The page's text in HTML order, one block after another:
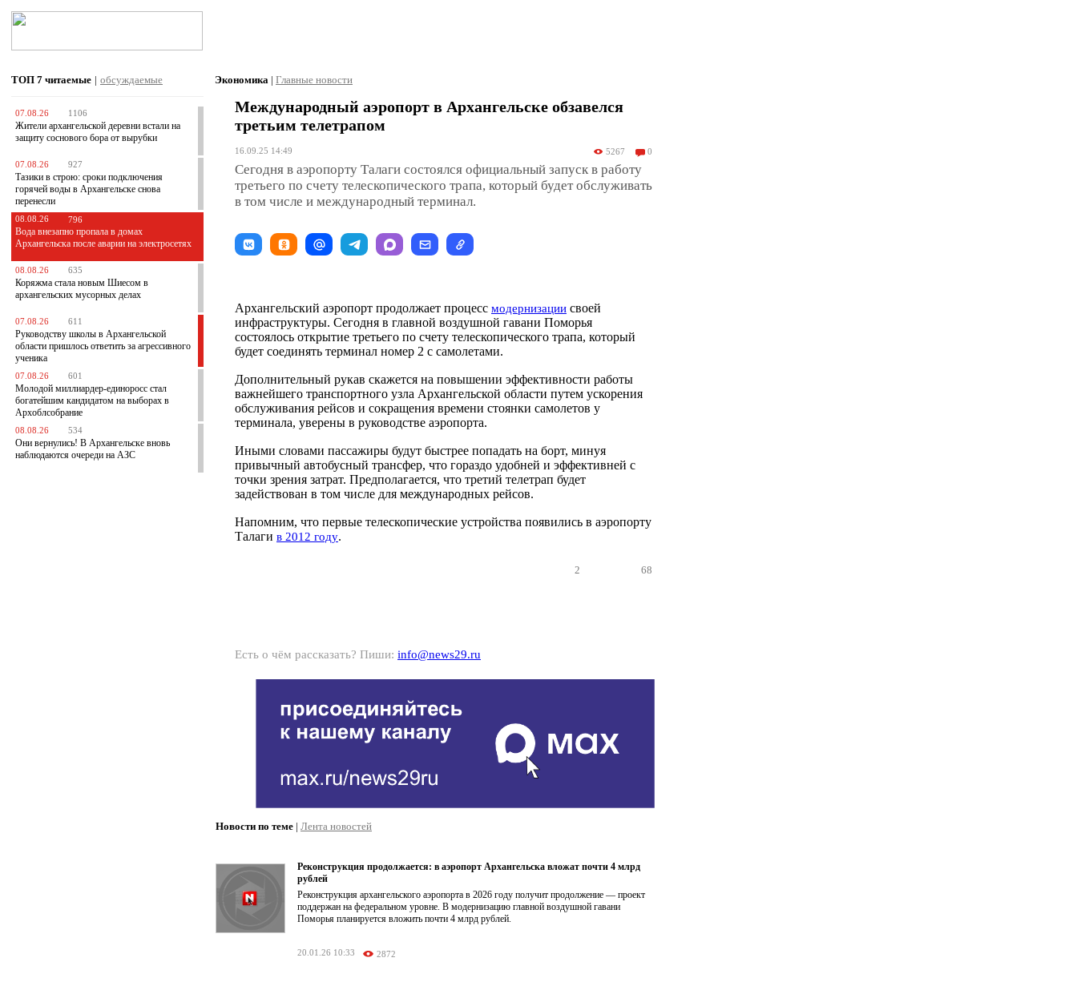
ТОП 7 читаемые | обсуждаемые
07.08.26 1106
Жители архангельской деревни встали на
защиту соснового бора от вырубки
07.08.26 927
Тазики в строю: сроки подключения
горячей воды в Архангельске снова
перенесли
08.08.26 796
Вода внезапно пропала в домах
Архангельска после аварии на электросетях
08.08.26 635
Коряжма стала новым Шиесом в
архангельских мусорных делах
07.08.26 611
Руководству школы в Архангельской
области пришлось ответить за агрессивного
ученика
07.08.26 601
Молодой миллиардер-единоросс стал
богатейшим кандидатом на выборах в
Архоблсобрание
08.08.26 534
Они вернулись! В Архангельске вновь
наблюдаются очереди на АЗС
Экономика | Главные новости
Международный аэропорт в Архангельске обзавелся
третьим телетрапом
16.09.25 14:49 5267 0
Сегодня в аэропорту Талаги состоялся официальный запуск в работу
третьего по счету телескопического трапа, который будет обслуживать
в том числе и международный терминал.
Архангельский аэропорт продолжает процесс модернизации своей
инфраструктуры. Сегодня в главной воздушной гавани Поморья
состоялось открытие третьего по счету телескопического трапа, который
будет соединять терминал номер 2 с самолетами.
Дополнительный рукав скажется на повышении эффективности работы
важнейшего транспортного узла Архангельской области путем ускорения
обслуживания рейсов и сокращения времени стоянки самолетов у
терминала, уверены в руководстве аэропорта.
Иными словами пассажиры будут быстрее попадать на борт, минуя
привычный автобусный трансфер, что гораздо удобней и эффективней с
точки зрения затрат. Предполагается, что третий телетрап будет
задействован в том числе для международных рейсов.
Напомним, что первые телескопические устройства появились в аэропорту
Талаги в 2012 году.
2 68
Есть о чём рассказать? Пиши: info@news29.ru
Новости по теме | Лента новостей
Реконструкция продолжается: в аэропорт Архангельска вложат почти 4 млрд
рублей
Реконструкция архангельского аэропорта в 2026 году получит продолжение — проект
поддержан на федеральном уровне. В модернизацию главной воздушной гавани
Поморья планируется вложить почти 4 млрд рублей.
20.01.26 10:33 2872